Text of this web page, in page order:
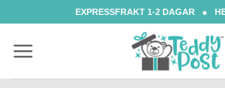
to
EXPRESSFRAKT 1-2 DAGAR ●